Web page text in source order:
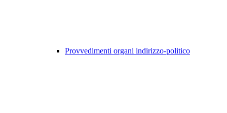
Provvedimenti organi indirizzo-politico